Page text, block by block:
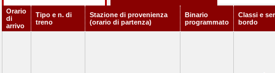
Orario
di
arrivo
Tipo e n. di
treno
Stazione di provenienza
(orario di partenza)
Binario
programmato
Classi e
bordo